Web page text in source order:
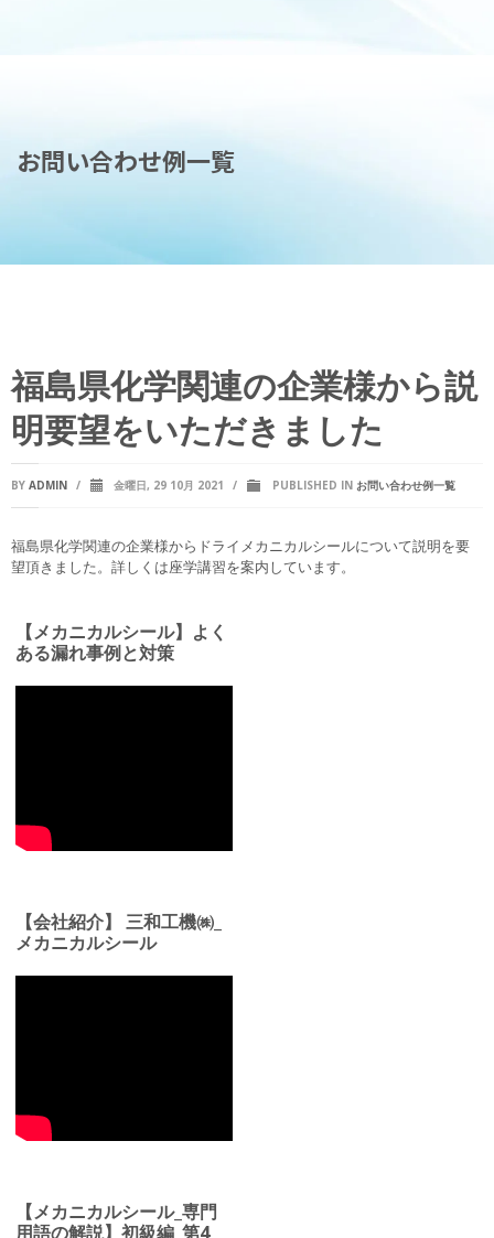
お問い合わせ例一覧
福島県化学関連の企業様から説
明要望をいただきました
BY ADMIN / 金曜日, 29 10月 2021 / PUBLISHED IN お問い合わせ例一覧
福島県化学関連の企業様からドライメカニカルシールについて説明を要
望頂きました。詳しくは座学講習を案内しています。
【メカニカルシール】よく
ある漏れ事例と対策
【会社紹介】 三和工機㈱_
メカニカルシール
【メカニカルシール_専門
用語の解説】初級編_第4